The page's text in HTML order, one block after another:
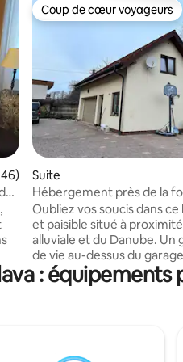
moyenne sur la base de 146
Coup de cœur voyageurs
Coup de cœur voyageurs
Suite
Hébergement près de la
Oubliez vos soucis dans
et paisible situé à
alluviale et du Danube. Un
de vie au-dessus du
maison familiale, offre une
la forêt et un grand jardin
: équipements